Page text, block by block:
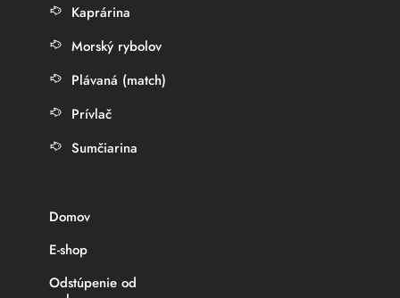
Kaprárina
Morský rybolov
Plávaná (match)
Prívlač
Sumčiarina
Domov
E-shop
Odstúpenie od